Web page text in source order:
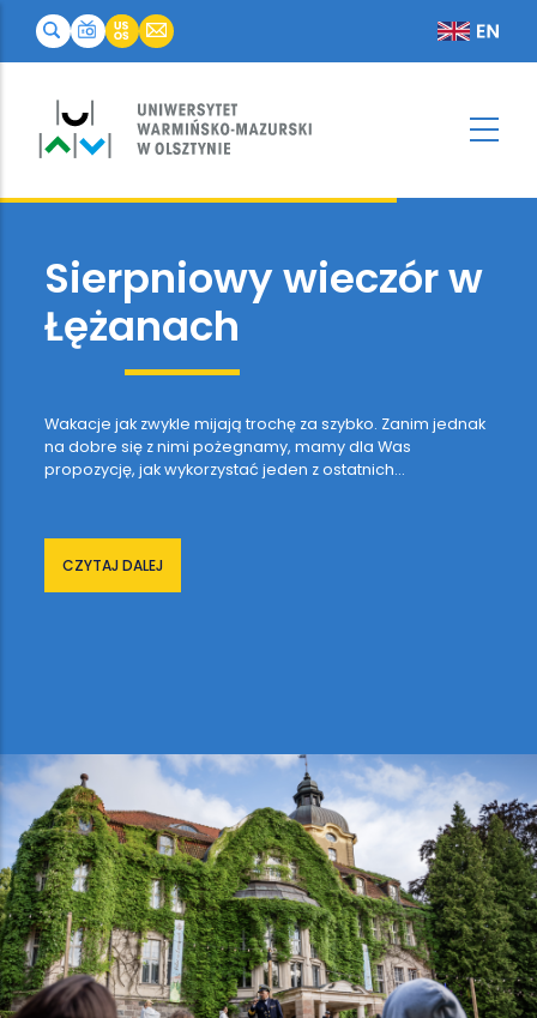
Sierpniowywieczórw
Łężanach
Wakacje jak zwykle mijają trochę za szybko. Zanim jednak
na dobre się z nimi pożegnamy, mamy dla Was
propozycję, jak wykorzystać jeden z ostatnich
CZYTAJ DALEJ